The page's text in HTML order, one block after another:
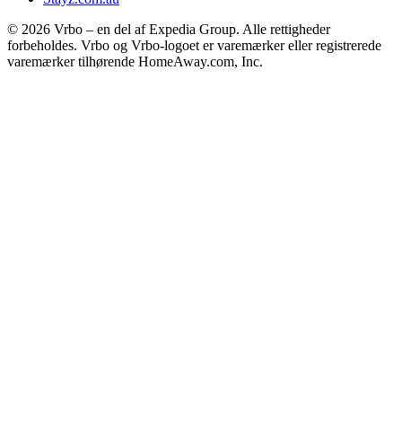
© 2026 Vrbo – en del af Expedia Group. Alle rettigheder
forbeholdes. Vrbo og Vrbo-logoet er varemærker eller registrerede
varemærker tilhørende HomeAway.com, Inc.